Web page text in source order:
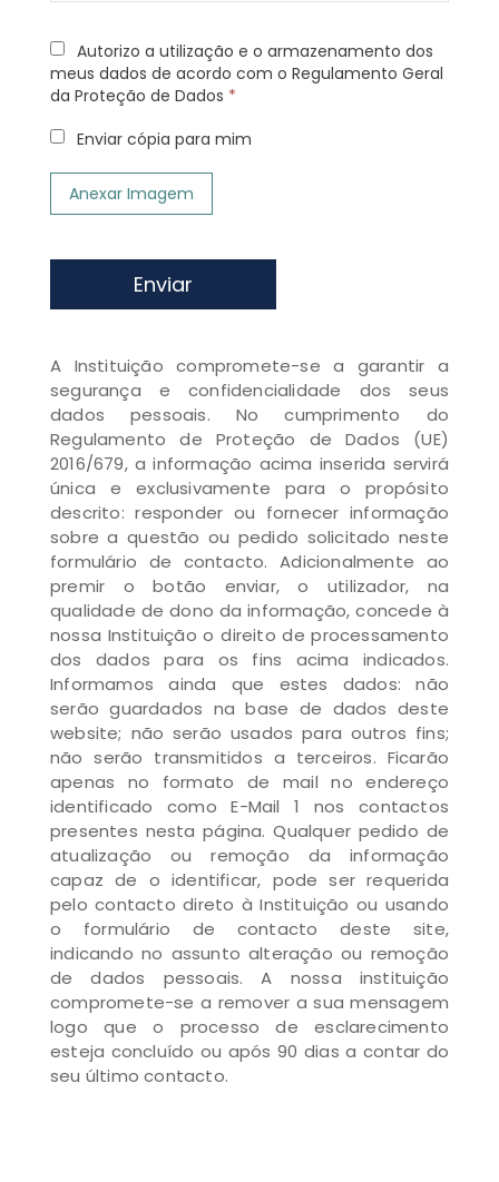
Autorizo a utilização e o armazenamento dos
meus dados de acordo com o Regulamento Geral
da Proteção de Dados *
Enviar cópia para mim
Anexar Imagem
Enviar
A Instituição compromete-se a garantir a
segurança e confidencialidade dos seus
dados pessoais. No cumprimento do
Regulamento de Proteção de Dados (UE)
2016/679, a informação acima inserida servirá
única e exclusivamente para o propósito
descrito: responder ou fornecer informação
sobre a questão ou pedido solicitado neste
formulário de contacto. Adicionalmente ao
premir o botão enviar, o utilizador, na
qualidade de dono da informação, concede à
nossa Instituição o direito de processamento
dos dados para os fins acima indicados.
Informamos ainda que estes dados: não
serão guardados na base de dados deste
website; não serão usados para outros fins;
não serão transmitidos a terceiros. Ficarão
apenas no formato de mail no endereço
identificado como E-Mail 1 nos contactos
presentes nesta página. Qualquer pedido de
atualização ou remoção da informação
capaz de o identificar, pode ser requerida
pelo contacto direto à Instituição ou usando
o formulário de contacto deste site,
indicando no assunto alteração ou remoção
de dados pessoais. A nossa instituição
compromete-se a remover a sua mensagem
logo que o processo de esclarecimento
esteja concluído ou após 90 dias a contar do
seu último contacto.